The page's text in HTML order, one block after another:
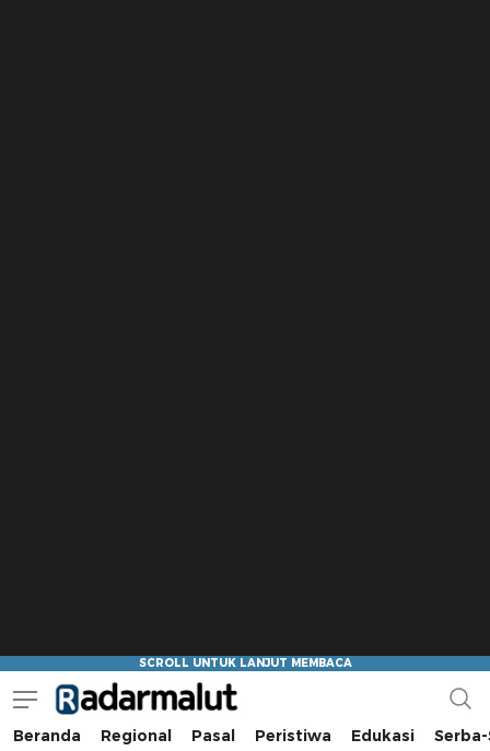
Radar Malut
Bacaan Nyindir
Beranda Regional Pasal Peristiwa Edukasi